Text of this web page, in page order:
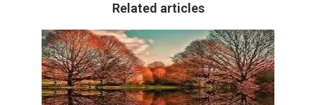
Related articles